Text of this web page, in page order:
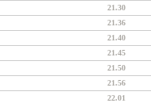
21.30
21.36
21.40
21.45
21.50
21.56
22.01